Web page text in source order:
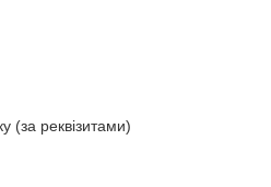
(за реквізитами)